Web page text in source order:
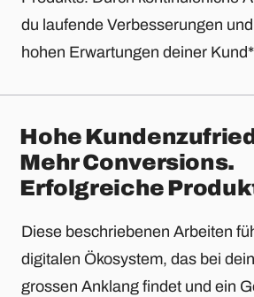
du laufende Verbesserungen
hohen Erwartungen deiner
Hohe
Mehr Conversions.
Erfolgreiche
Diese beschriebenen Arbeiten
digitalen Ökosystem, das bei
grossen Anklang findet und ein